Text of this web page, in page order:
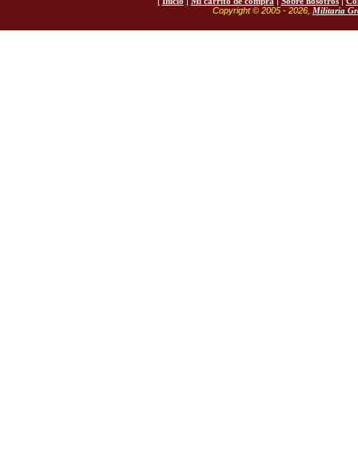
Copyright © 2005 - 2026, Militaria